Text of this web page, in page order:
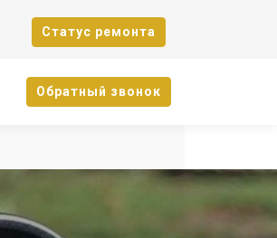
Cтатус ремонта
Oбратный звонок